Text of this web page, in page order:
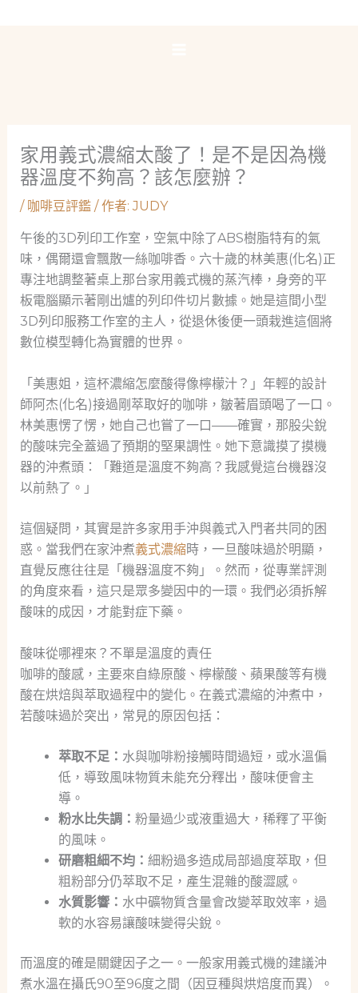
家用義式濃縮太酸了！是不是因為機
器溫度不夠高？該怎麼辦？
/ 咖啡豆評鑑/ 作者:JUDY
午後的3D列印工作室，空氣中除了ABS樹脂特有的氣
味，偶爾還會飄散一絲咖啡香。六十歲的林美惠(化名)正
專注地調整著桌上那台家用義式機的蒸汽棒，身旁的平
板電腦顯示著剛出爐的列印件切片數據。她是這間小型
3D列印服務工作室的主人，從退休後便一頭栽進這個將
數位模型轉化為實體的世界。
「美惠姐，這杯濃縮怎麼酸得像檸檬汁？」年輕的設計
師阿杰(化名)接過剛萃取好的咖啡，皺著眉頭喝了一口。
林美惠愣了愣，她自己也嘗了一口——確實，那股尖銳
的酸味完全蓋過了預期的堅果調性。她下意識摸了摸機
器的沖煮頭：「難道是溫度不夠高？我感覺這台機器沒
以前熱了。」
這個疑問，其實是許多家用手沖與義式入門者共同的困
惑。當我們在家沖煮義式濃縮時，一旦酸味過於明顯，
直覺反應往往是「機器溫度不夠」。然而，從專業評測
的角度來看，這只是眾多變因中的一環。我們必須拆解
酸味的成因，才能對症下藥。
酸味從哪裡來？不單是溫度的責任
咖啡的酸感，主要來自綠原酸、檸檬酸、蘋果酸等有機
酸在烘焙與萃取過程中的變化。在義式濃縮的沖煮中，
若酸味過於突出，常見的原因包括：
萃取不足： 水與咖啡粉接觸時間過短，或水溫偏
低，導致風味物質未能充分釋出，酸味便會主
導。
粉水比失調： 粉量過少或液重過大，稀釋了平衡
的風味。
研磨粗細不均： 細粉過多造成局部過度萃取，但
粗粉部分仍萃取不足，產生混雜的酸澀感。
水質影響： 水中礦物質含量會改變萃取效率，過
軟的水容易讓酸味變得尖銳。
而溫度的確是關鍵因子之一。一般家用義式機的建議沖
煮水溫在攝氏90至96度之間（因豆種與烘焙度而異）。